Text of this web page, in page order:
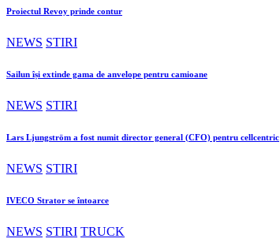
Proiectul Revoy prinde contur
NEWS STIRI
Sailun își extinde gama de anvelope pentru camioane
NEWS STIRI
Lars Ljungström a fost numit director general (CFO) pentru cellcentric
NEWS STIRI
IVECO Strator se întoarce
NEWS STIRI TRUCK